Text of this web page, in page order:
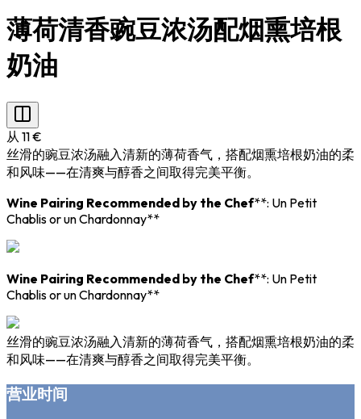
薄荷清香豌豆浓汤配烟熏培根
奶油
从 11 €
丝滑的豌豆浓汤融入清新的薄荷香气，搭配烟熏培根奶油的柔
和风味——在清爽与醇香之间取得完美平衡。
Wine Pairing Recommended by the Chef**: Un Petit
Chablis or un Chardonnay**
Wine Pairing Recommended by the Chef**: Un Petit
Chablis or un Chardonnay**
丝滑的豌豆浓汤融入清新的薄荷香气，搭配烟熏培根奶油的柔
和风味——在清爽与醇香之间取得完美平衡。
营业时间